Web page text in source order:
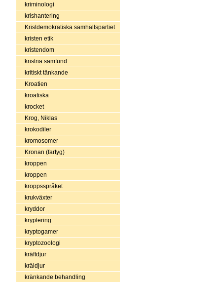
kriminologi
krishantering
Kristdemokratiska samhällspartiet
kristen etik
kristendom
kristna samfund
kritiskt tänkande
Kroatien
kroatiska
krocket
Krog, Niklas
krokodiler
kromosomer
Kronan (fartyg)
kroppen
kroppen
kroppsspråket
krukväxter
kryddor
kryptering
kryptogamer
kryptozoologi
kräftdjur
kräldjur
kränkande behandling